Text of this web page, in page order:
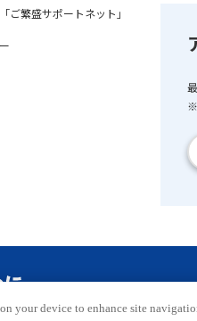
ご繁盛サポートネット」
※
your device to enhance site